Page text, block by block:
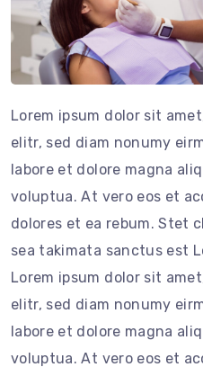
Lorem ipsum dolor sit
elitr, sed diam nonumy
labore et dolore magna
voluptua. At vero eos et
dolores et ea rebum. Stet
sea takimata sanctus est
Lorem ipsum dolor sit
elitr, sed diam nonumy
labore et dolore magna
voluptua. At vero eos et